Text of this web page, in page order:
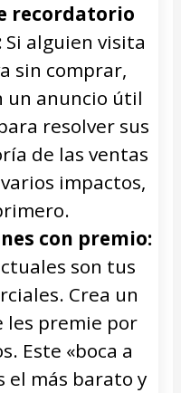
recordatorio
Si alguien visita
sin comprar,
un anuncio útil
resolver sus
de las ventas
impactos,
con premio:
son tus
Crea un
les premie por
Este «boca a
el más barato y